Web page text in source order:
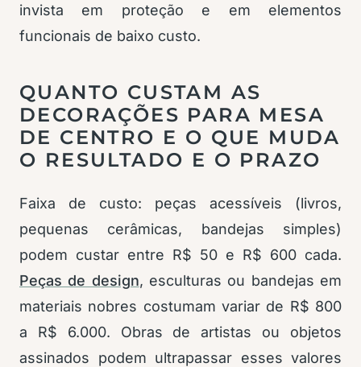
invista em proteção e em elementos
funcionais de baixo custo.
QUANTO CUSTAM AS
DECORAÇÕES PARA MESA
DE CENTRO E O QUE MUDA
O RESULTADO E O PRAZO
Faixa de custo: peças acessíveis (livros,
pequenas cerâmicas, bandejas simples)
podem custar entre R$ 50 e R$ 600 cada.
Peças de design, esculturas ou bandejas em
materiais nobres costumam variar de R$ 800
a R$ 6.000. Obras de artistas ou objetos
assinados podem ultrapassar esses valores